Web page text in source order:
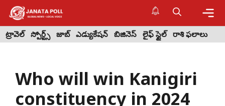
Skip
content
ట్రావెల్ స్పోర్ట్స్ జాబ్ ఎడ్యుకేషన్ బిజినెస్ లైఫ్ స్టైల్ రాశి ఫలాలు
Who will win Kanigiri
constituency in 2024